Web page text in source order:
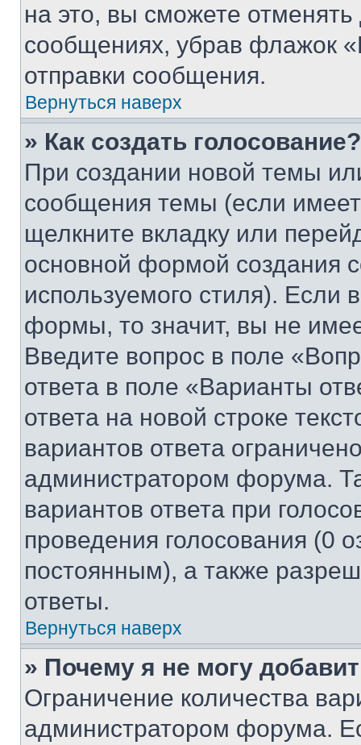
на это, вы сможете
сообщениях, убрав флажок
отправки сообщения.
Вернуться наверх
» Как создать голосование?
При создании новой темы
сообщения темы (если
щелкните вкладку или
основной формой создания
используемого стиля). Если
формы, то значит, вы не
Введите вопрос в поле
ответа в поле «Варианты
ответа на новой строке
вариантов ответа
администратором форума.
вариантов ответа при
проведения голосования (0
постоянным), а также
ответы.
Вернуться наверх
» Почему я не могу
Ограничение количества
администратором форума.